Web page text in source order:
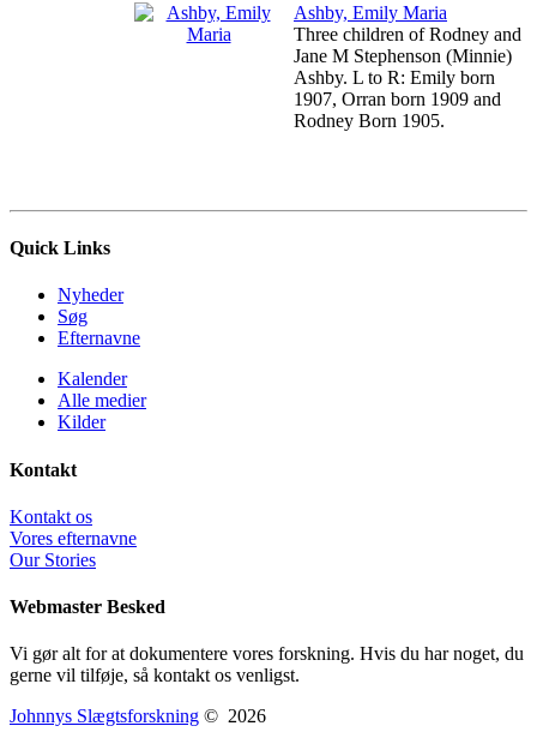
Ashby, Emily Maria
Three children of Rodney and
Jane M Stephenson (Minnie)
Ashby. L to R: Emily born
1907, Orran born 1909 and
Rodney Born 1905.
Quick Links
Nyheder
Søg
Efternavne
Kalender
Alle medier
Kilder
Kontakt
Kontakt os
Vores efternavne
Our Stories
Webmaster Besked
Vi gør alt for at dokumentere vores forskning. Hvis du har noget, du
gerne vil tilføje, så kontakt os venligst.
Johnnys Slægtsforskning © 2026